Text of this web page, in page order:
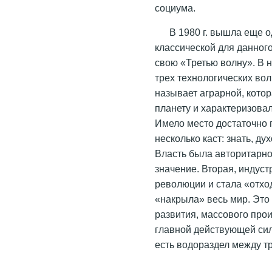
социума.
В 1980 г. вышла еще
классической для
свою «Третью волну». В
трех технологических
называет аграрной,
планету и
Имело место достаточно
несколько каст: знать,
Власть была
значение. Вторая,
революции и стала
«накрыла» весь мир.
развития, массового
главной действующей
есть водораздел между